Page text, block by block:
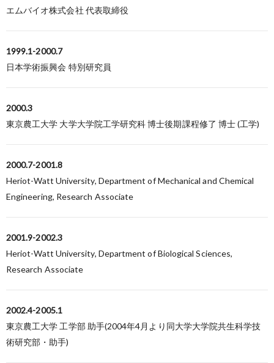
エムバイオ株式会社 代表取締役
1999.1-2000.7
日本学術振興会 特別研究員
2000.3
東京農工大学 大学大学院工学研究科 博士後期課程修了 博士 (工学)
2000.7-2001.8
Heriot-Watt University, Department of Mechanical and Chemical
Engineering, Research Associate
2001.9-2002.3
Heriot-Watt University, Department of Biological Sciences,
Research Associate
2002.4-2005.1
東京農工大学 工学部 助手(2004年4月より同大学大学院共生科学技
術研究部・助手)